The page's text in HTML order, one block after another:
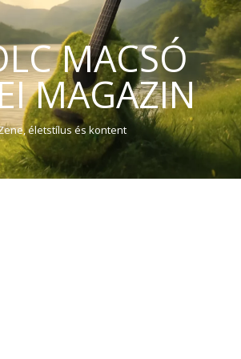
MACSÓ
MAGAZIN
életstílus és kontent